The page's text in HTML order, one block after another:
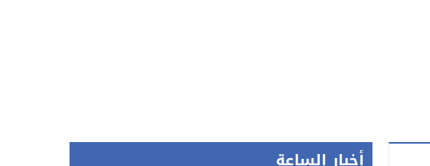
أخبار الساعة